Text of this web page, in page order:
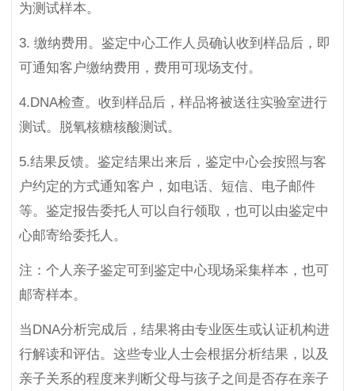
为测试样本。
3. 缴纳费用。鉴定中心工作人员确认收到样品后，即
可通知客户缴纳费用，费用可现场支付。
4.DNA检查。收到样品后，样品将被送往实验室进行
测试。脱氧核糖核酸测试。
5.结果反馈。鉴定结果出来后，鉴定中心会按照与客
户约定的方式通知客户，如电话、短信、电子邮件
等。鉴定报告委托人可以自行领取，也可以由鉴定中
心邮寄给委托人。
注：个人亲子鉴定可到鉴定中心现场采集样本，也可
邮寄样本。
当DNA分析完成后，结果将由专业医生或认证机构进
行解读和评估。这些专业人士会根据分析结果，以及
亲子关系的程度来判断父母与孩子之间是否存在亲子